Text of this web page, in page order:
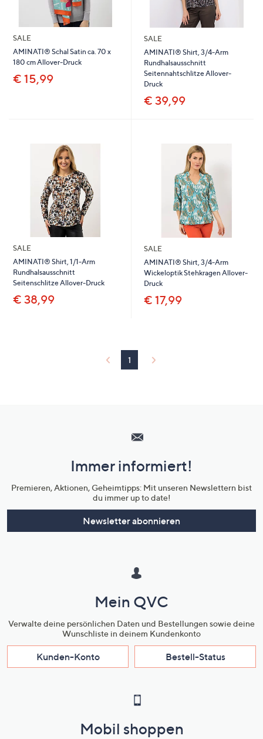
SALE
AMINATI® Schal Satin ca. 70 x
180 cm Allover-Druck
€ 15,99
SALE
AMINATI® Shirt, 3/4-Arm
Rundhalsausschnitt
Seitennahtschlitze Allover-
Druck
€ 39,99
SALE
AMINATI® Shirt, 1/1-Arm
Rundhalsausschnitt
Seitenschlitze Allover-Druck
€ 38,99
SALE
AMINATI® Shirt, 3/4-Arm
Wickeloptik Stehkragen Allover-
Druck
€ 17,99
1
Unternehmensinformationen
Immer informiert!
Premieren, Aktionen, Geheimtipps: Mit unseren Newslettern bist
du immer up to date!
Newsletter abonnieren
Mein QVC
Verwalte deine persönlichen Daten und Bestellungen sowie deine
Wunschliste in deinem Kundenkonto
Kunden-Konto Bestell-Status
Mobil shoppen